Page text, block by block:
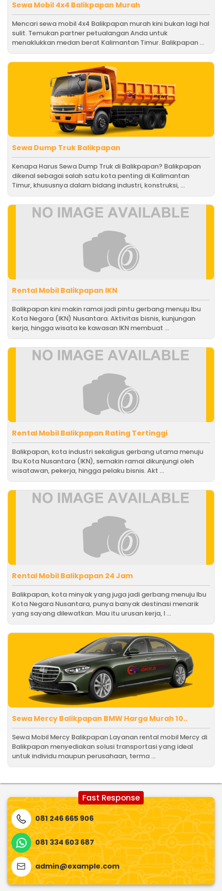
Sewa Mobil 4x4 Balikpapan Murah
Mencari sewa mobil 4x4 Balikpapan murah kini bukan lagi hal
sulit. Temukan partner petualangan Anda untuk
menaklukkan medan berat Kalimantan Timur. Balikpapan ...
Sewa Dump Truk Balikpapan
Kenapa Harus Sewa Dump Truk di Balikpapan? Balikpapan
dikenal sebagai salah satu kota penting di Kalimantan
Timur, khususnya dalam bidang industri, konstruksi, ...
Rental Mobil Balikpapan IKN
Balikpapan kini makin ramai jadi pintu gerbang menuju Ibu
Kota Negara (IKN) Nusantara. Aktivitas bisnis, kunjungan
kerja, hingga wisata ke kawasan IKN membuat ...
Rental Mobil Balikpapan Rating Tertinggi
Balikpapan, kota industri sekaligus gerbang utama menuju
Ibu Kota Nusantara (IKN), semakin ramai dikunjungi oleh
wisatawan, pekerja, hingga pelaku bisnis. Akt ...
Rental Mobil Balikpapan 24 Jam
Balikpapan, kota minyak yang juga jadi gerbang menuju Ibu
Kota Negara Nusantara, punya banyak destinasi menarik
yang sayang dilewatkan. Mau itu urusan kerja, l ...
Sewa Mercy Balikpapan BMW Harga Murah 10..
Sewa Mobil Mercy Balikpapan Layanan rental mobil Mercy di
Balikpapan menyediakan solusi transportasi yang ideal
untuk individu maupun perusahaan, terma ...
Fast Response
081 246 665 906
081 334 603 687
admin@example.com